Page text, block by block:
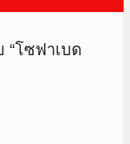
“โซฟาเบด